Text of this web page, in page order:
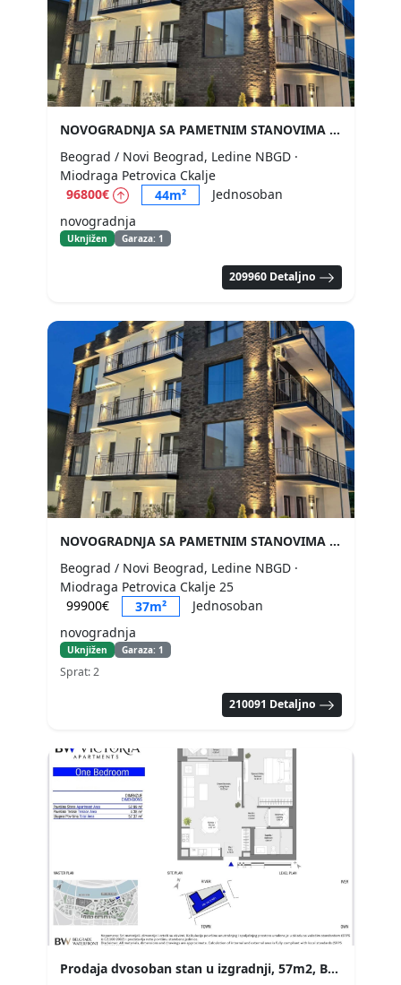
NOVOGRADNJA SA PAMETNIM STANOVIMA
Beograd / Novi Beograd, Ledine NBGD ·
Miodraga Petrovica Ckalje
96800€
44m²
Jednosoban
novogradnja
Uknjižen Garaza: 1
209960 Detaljno
NOVOGRADNJA SA PAMETNIM STANOVIMA
Beograd / Novi Beograd, Ledine NBGD ·
Miodraga Petrovica Ckalje 25
99900€
37m²
Jednosoban
novogradnja
Uknjižen Garaza: 1
Sprat: 2
210091 Detaljno
Prodaja dvosoban stan u izgradnji, 57m2, BW Victoria